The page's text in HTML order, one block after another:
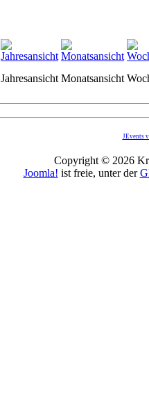
Jahresansicht Monatsansicht
JEvents
Copyright © 2026
Joomla! ist freie, unter der